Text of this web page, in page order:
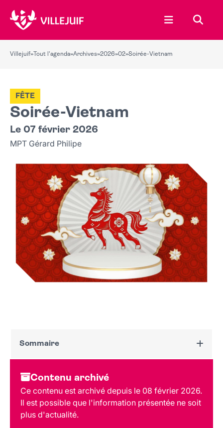
Ouvrir le
Villejuif» Tout l'agenda»Archives»2026»02»Soirée-Vietnam
Soirée-Vietnam
FÊTE
Le 07 février 2026
MPT Gérard Philipe
Sommaire
Dates et horaires
Au programme
Tarif et réservation
Public
Lieu et contact
Contenu archivé
Ce contenu est archivé depuis le 08 février 2026.
Il est possible que l'information présentée ne soit
plus d'actualité.